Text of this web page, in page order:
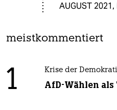
AUGUST
meistkommentiert
1 Krise der
AfD-Wählen